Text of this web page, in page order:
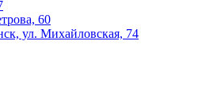
60
ул. Михайловская, 74